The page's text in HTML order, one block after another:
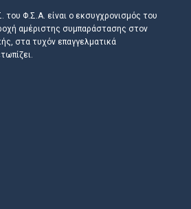
του Φ.Σ.Α. είναι ο εκσυγχρονισμός του
αμέριστης συμπαράστασης στον
στα τυχόν επαγγελματικά